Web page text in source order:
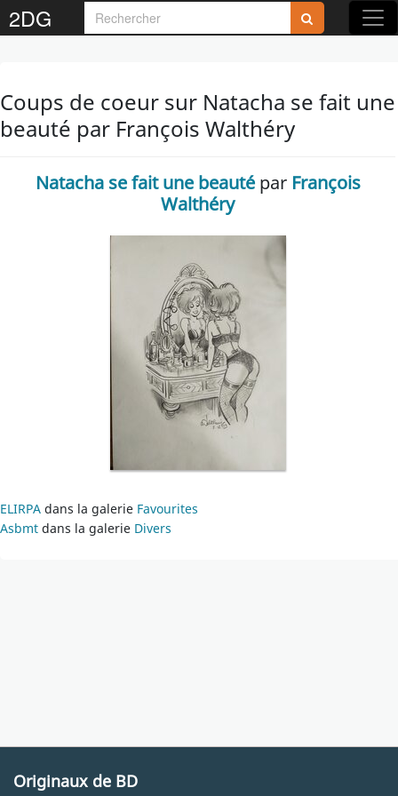
2DG
Coups de coeur sur Natacha se fait une
beauté par François Walthéry
Natacha se fait une beautépar François
Walthéry
ELIRPA dans la galerie Favourites
Asbmt dans la galerie Divers
Originaux de BD